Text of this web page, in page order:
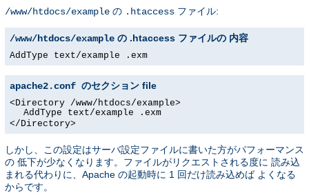
/www/htdocs/example の .htaccess ファイル:
/www/htdocs/example の .htaccess ファイルの 内容
AddType text/example .exm
apache2.conf のセクション file
<Directory /www/htdocs/example>
AddType text/example .exm
</Directory>
しかし、この設定はサーバ設定ファイルに書いた方がパフォーマンス
の 低下が少なくなります。ファイルがリクエストされる度に 読み込
まれる代わりに、Apache の起動時に 1 回だけ読み込めば よくなる
からです。